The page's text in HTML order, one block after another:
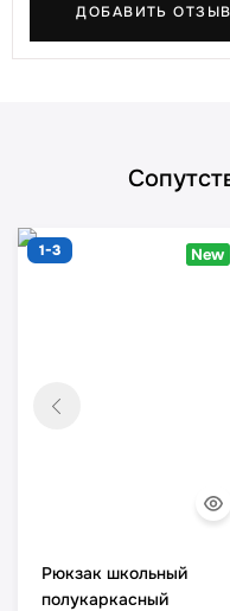
ДОБАВИТЬ ОТЗЫВ
1-3 New
Рюкзак школьный
полукаркасный